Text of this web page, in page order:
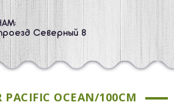
Северный 8
OCEAN/100СМ